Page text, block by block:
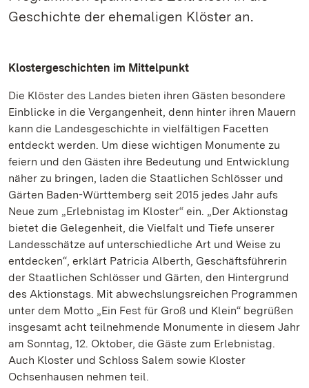
Geschichte der ehemaligen Klöster an.
Klostergeschichten im Mittelpunkt
Die Klöster des Landes bieten ihren Gästen besondere
Einblicke in die Vergangenheit, denn hinter ihren Mauern
kann die Landesgeschichte in vielfältigen Facetten
entdeckt werden. Um diese wichtigen Monumente zu
feiern und den Gästen ihre Bedeutung und Entwicklung
näher zu bringen, laden die Staatlichen Schlösser und
Gärten Baden-Württemberg seit 2015 jedes Jahr aufs
Neue zum „Erlebnistag im Kloster“ ein. „Der Aktionstag
bietet die Gelegenheit, die Vielfalt und Tiefe unserer
Landesschätze auf unterschiedliche Art und Weise zu
entdecken“, erklärt Patricia Alberth, Geschäftsführerin
der Staatlichen Schlösser und Gärten, den Hintergrund
des Aktionstags. Mit abwechslungsreichen Programmen
unter dem Motto „Ein Fest für Groß und Klein“ begrüßen
insgesamt acht teilnehmende Monumente in diesem Jahr
am Sonntag, 12. Oktober, die Gäste zum Erlebnistag.
Auch Kloster und Schloss Salem sowie Kloster
Ochsenhausen nehmen teil.